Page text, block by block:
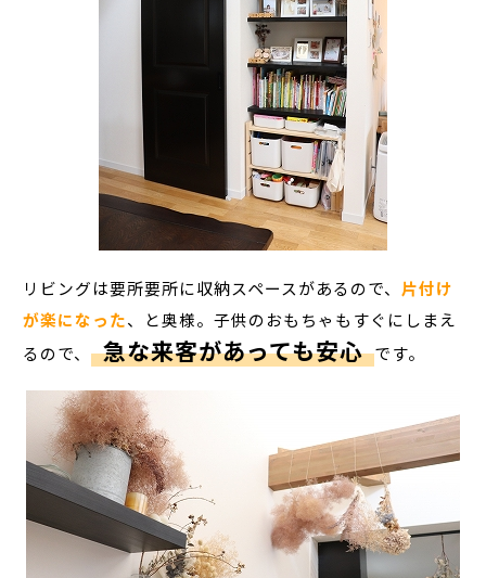
リビングは要所要所に収納スペースがあるので、 片付け
が楽になった、と奥様。子供のおもちゃもすぐにしまえ
るので、 急な来客があっても安心 です。